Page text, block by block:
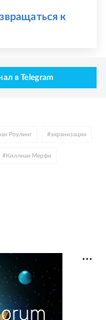
к
в Telegram
Роулинг #экранизации
# Киллиан Мерфи